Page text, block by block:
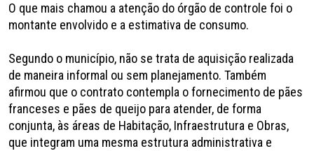
O que mais chamou a atenção do órgão de controle foi o
montante envolvido e a estimativa de consumo.
Segundo o município, não se trata de aquisição realizada
de maneira informal ou sem planejamento. Também
afirmou que o contrato contempla o fornecimento de pães
franceses e pães de queijo para atender, de forma
conjunta, às áreas de Habitação, Infraestrutura e Obras,
que integram uma mesma estrutura administrativa e